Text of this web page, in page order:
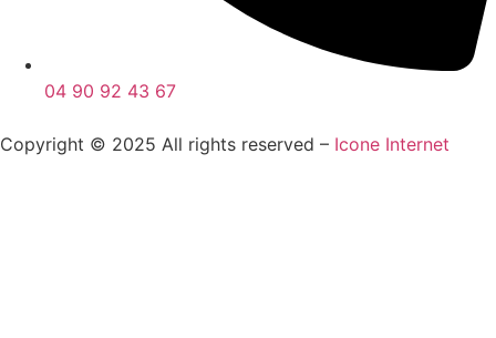
04 90 92 43 67
Copyright © 2025 All rights reserved – Icone Internet